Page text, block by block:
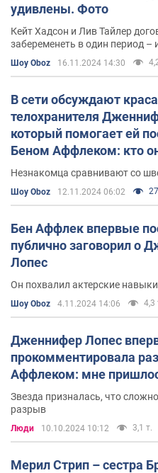
удивлены. Фото
Кейт Хадсон и Лив Тайлер
забеременеть в один период –
Шоу Oboz 16.11.2024 14:30
В сети обсуждают
телохранителя
который помогает ей
Беном Аффлеком: кто
Незнакомца сравнивают со
Шоу Oboz 12.11.2024 06:02
Бен Аффлек впервые
публично заговорил о
Лопес
Он похвалил актерские
Шоу Oboz 4.11.2024 14:06 4,3
Дженнифер Лопес
прокомментировала
Аффлеком: мне
Звезда призналась, что
разрыв
Люди 10.10.2024 10:12 3,1 т.
Мерил Стрип – сестра